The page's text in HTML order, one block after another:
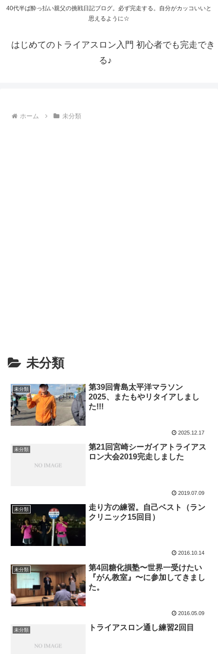
40代半ば酔っ払い親父の挑戦日記ブログ。必ず完走する。自分がカッコいいと
思えるように☆
はじめてのトライアスロン入門 初心者でも完走でき
る♪
ホーム 未分類
未分類
未分類
第39回青島太平洋マラソン
2025、またもやリタイアしまし
た!!!
2025.12.17
未分類
第21回宮崎シーガイアトライアス
ロン大会2019完走しました
2019.07.09
未分類
走り方の練習。自己ベスト（ラン
クリニック15回目）
2016.10.14
未分類
第4回糖化損塾〜世界一受けたい
『がん教室』〜に参加してきまし
た。
2016.05.09
未分類 トライアスロン通し練習2回目